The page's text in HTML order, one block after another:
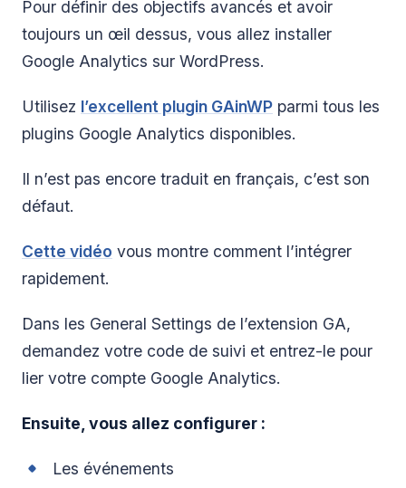
Pour définir des objectifs avancés et avoir
toujours un œil dessus, vous allez installer
Google Analytics sur WordPress.
Utilisez l’excellent plugin GAinWP parmi tous les
plugins Google Analytics disponibles.
Il n’est pas encore traduit en français, c’est son
défaut.
Cette vidéo vous montre comment l’intégrer
rapidement.
Dans les General Settings de l’extension GA,
demandez votre code de suivi et entrez-le pour
lier votre compte Google Analytics.
Ensuite, vous allez configurer :
Les événements